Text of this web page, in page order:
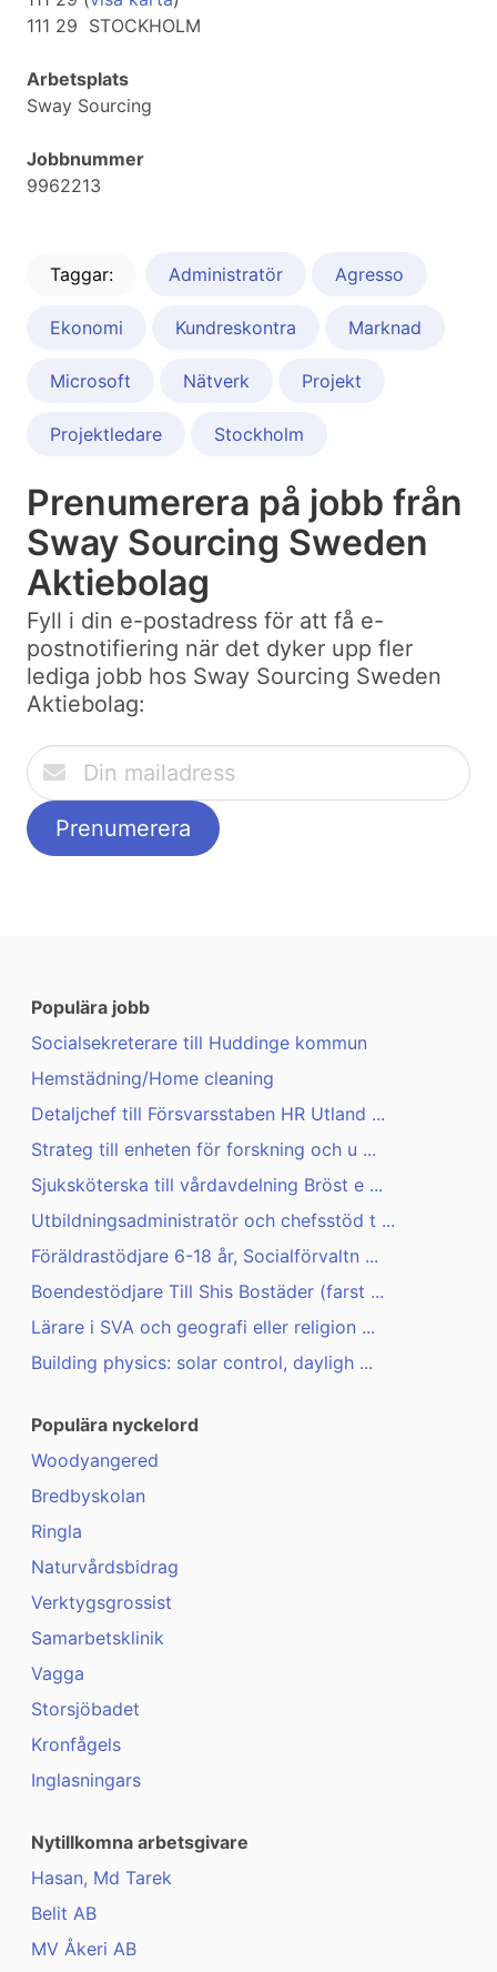
111 29 STOCKHOLM
Arbetsplats
Sway Sourcing
Jobbnummer
9962213
Taggar: Administratör Agresso
Ekonomi Kundreskontra Marknad
Microsoft Nätverk Projekt
Projektledare Stockholm
Prenumerera på jobb från
Sway Sourcing Sweden
Aktiebolag
Fyll i din e-postadress för att få e-
postnotifiering när det dyker upp fler
lediga jobb hos Sway Sourcing Sweden
Aktiebolag:
Populära jobb
Socialsekreterare till Huddinge kommun
Hemstädning/Home cleaning
Detaljchef till Försvarsstaben HR Utland ...
Strateg till enheten för forskning och u ...
Sjuksköterska till vårdavdelning Bröst e ...
Utbildningsadministratör och chefsstöd t ...
Föräldrastödjare 6-18 år, Socialförvaltn ...
Boendestödjare Till Shis Bostäder (farst ...
Lärare i SVA och geografi eller religion ...
Building physics: solar control, dayligh ...
Populära nyckelord
Woodyangered
Bredbyskolan
Ringla
Naturvårdsbidrag
Verktygsgrossist
Samarbetsklinik
Vagga
Storsjöbadet
Kronfågels
Inglasningars
Nytillkomna arbetsgivare
Hasan, Md Tarek
Belit AB
MV Åkeri AB